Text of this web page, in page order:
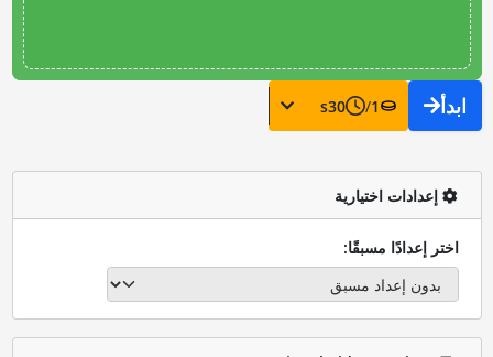
ابدأ 1
/
30
s
إعدادات اختيارية
اختر إعدادًا مسبقًا: